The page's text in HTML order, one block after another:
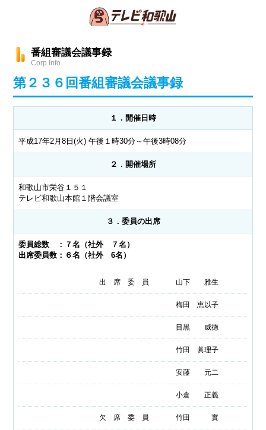
番組審議会議事録
Corp Info
第２３６回番組審議会議事録
１．開催日時
平成17年2月8日(火) 午後１時30分～午後3時08分
２．開催場所
和歌山市栄谷１５１
テレビ和歌山本館１階会議室
３．委員の出席
委員総数 ：７名（社外 ７名）
出席委員数：６名（社外 6名）
出 席 委 員 山下 雅生
梅田 恵以子
目黒 威徳
竹田 眞理子
安藤 元二
小倉 正義
欠 席 委 員 竹田 實